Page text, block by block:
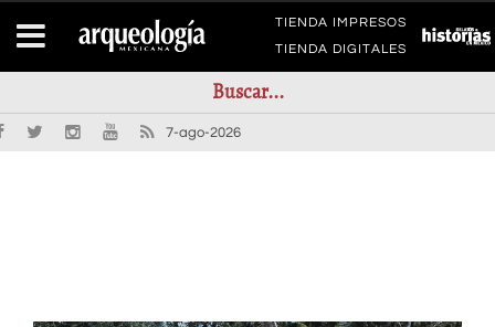
TIENDA IMPRESOS
TIENDA DIGITALES
7-ago-2026